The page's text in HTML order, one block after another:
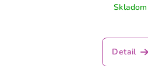
Skladom
Detail